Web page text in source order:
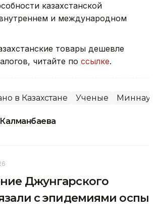
казахстанской
и международном
товары дешевле
читайте по ссылке.
в Казахстане Ученые
Джунгарского
с эпидемиями оспы